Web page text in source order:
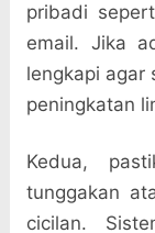
pribadi
email. Jika
lengkapi agar
peningkatan
Kedua,
tunggakan
cicilan.